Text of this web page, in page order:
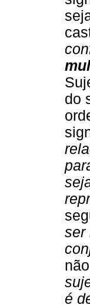
do
ser
é